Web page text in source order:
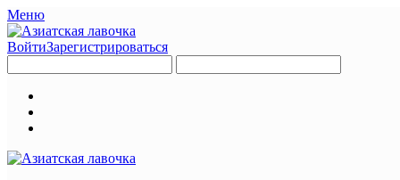
Меню
ВойтиЗарегистрироваться